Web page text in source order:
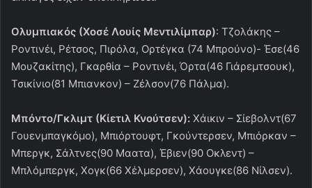
Ολυμπιακός (Χοσέ Λουίς Μεντιλίμπαρ): Τζολάκης –
Ροντινέι, Ρέτσος, Πιρόλα, Ορτέγκα (74 Μπρούνο)- Έσε(46
Μουζακίτης), Γκαρθία – Ροντινέι, Όρτα(46 Γιάρεμτσουκ),
Τσικίνιο(81 Μπιανκον) – Ζέλσον(76 Πάλμα).
Μπόντο/Γκλιμτ (Κίετιλ Κνούτσεν): Χάικιν – Σίεβολντ(67
Γουενμπαγκόμο), Μπιόρτουφτ, Γκούντερσεν, Μπιόρκαν –
Μπεργκ, Σάλτνες(90 Μαατα), Έβιεν(90 Οκλεντ) –
Μπλόμπεργκ, Χογκ(66 Χέλμερσεν), Χάουγκε(86 Νίλσεν).